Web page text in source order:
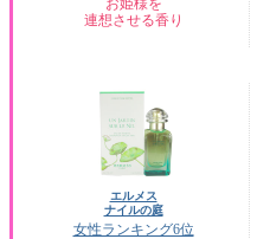
連想させる香り
エルメス
ナイルの庭
女性ランキング6位